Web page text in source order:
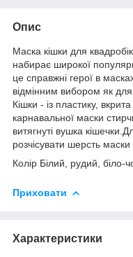
Опис
Маска кішки для
набирає широкої
це справжні герої в
відмінним вибором як
Кішки - із пластику,
карнавальної маски
витягнуті вушка
розчісувати шерсть маски
Колір Білий, рудий, біло-
Приховати
Характеристики